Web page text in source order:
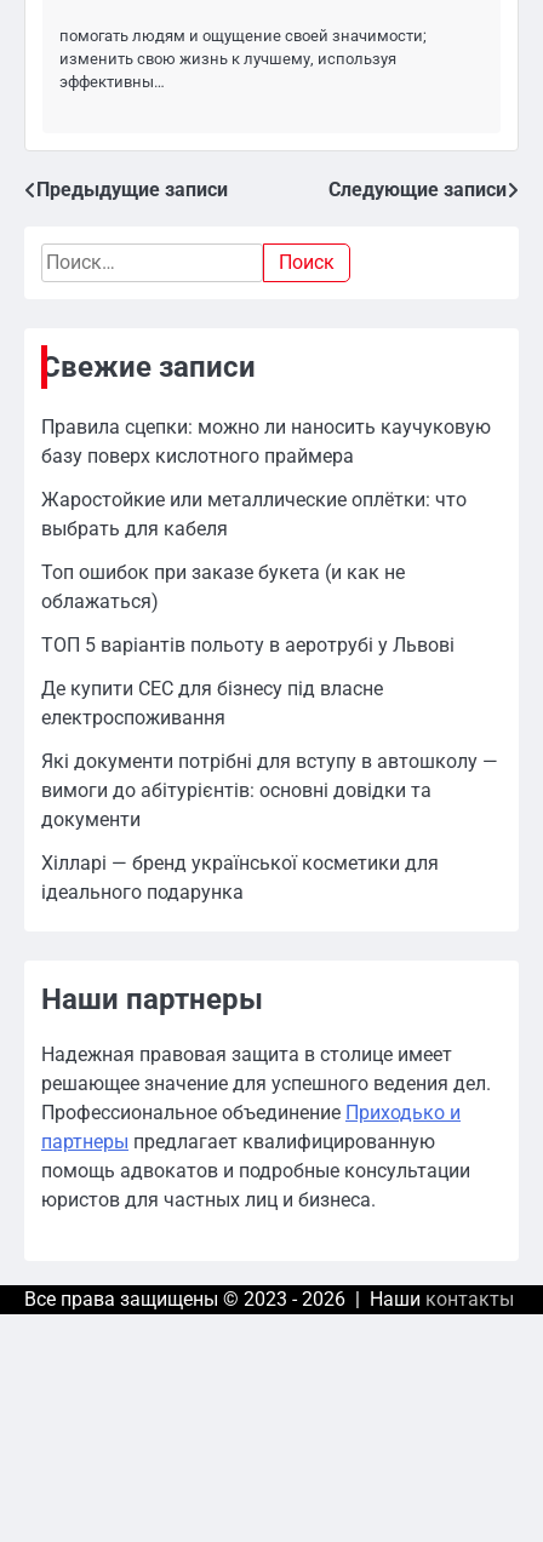
помогать людям и ощущение своей значимости;
изменить свою жизнь к лучшему, используя
эффективны…
Навигация
по
записям
Предыдущие записи Следующие записи
Найти:
Свежие записи
Правила сцепки: можно ли наносить каучуковую
базу поверх кислотного праймера
Жаростойкие или металлические оплётки: что
выбрать для кабеля
Топ ошибок при заказе букета (и как не
облажаться)
ТОП 5 варіантів польоту в аеротрубі у Львові
Де купити СЕС для бізнесу під власне
електроспоживання
Які документи потрібні для вступу в автошколу —
вимоги до абітурієнтів: основні довідки та
документи
Хілларі — бренд української косметики для
ідеального подарунка
Наши партнеры
Надежная правовая защита в столице имеет
решающее значение для успешного ведения дел.
Профессиональное объединение Приходько и
партнеры предлагает квалифицированную
помощь адвокатов и подробные консультации
юристов для частных лиц и бизнеса.
Все права защищены © 2023 - 2026 | Наши контакты